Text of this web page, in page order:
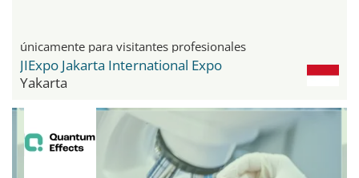
únicamente para visitantes profesionales
JIExpo Jakarta International Expo
Yakarta